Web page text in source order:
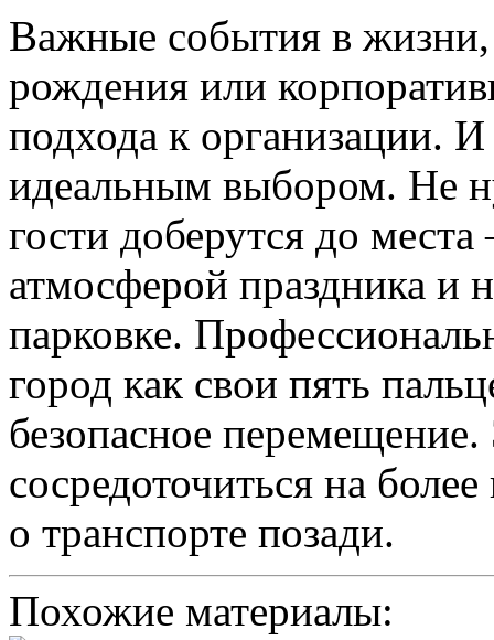
Важные события в жизни,
рождения или
подхода к организации.
идеальным выбором. Не
гости доберутся до
атмосферой праздника и
парковке.
город как свои пять
безопасное перемещение.
сосредоточиться на
о транспорте позади.
Похожие материалы: